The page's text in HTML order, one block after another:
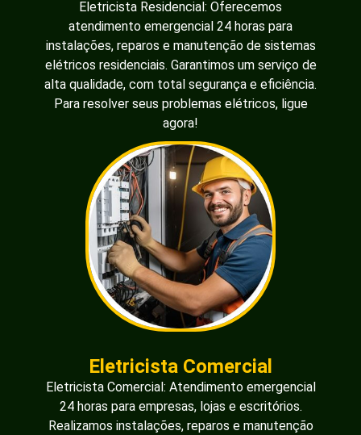
Eletricista Residencial: Oferecemos
atendimento emergencial 24 horas para
instalações, reparos e manutenção de sistemas
elétricos residenciais. Garantimos um serviço de
alta qualidade, com total segurança e eficiência.
Para resolver seus problemas elétricos, ligue
agora!
Eletricista Comercial
Eletricista Comercial: Atendimento emergencial
24 horas para empresas, lojas e escritórios.
Realizamos instalações, reparos e manutenção